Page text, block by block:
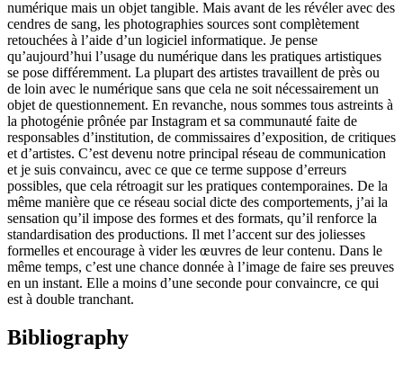
numérique mais un objet tangible. Mais avant de les révéler avec des
cendres de sang, les photographies sources sont complètement
retouchées à l’aide d’un logiciel informatique. Je pense
qu’aujourd’hui l’usage du numérique dans les pratiques artistiques
se pose différemment. La plupart des artistes travaillent de près ou
de loin avec le numérique sans que cela ne soit nécessairement un
objet de questionnement. En revanche, nous sommes tous astreints à
la photogénie prônée par Instagram et sa communauté faite de
responsables d’institution, de commissaires d’exposition, de critiques
et d’artistes. C’est devenu notre principal réseau de communication
et je suis convaincu, avec ce que ce terme suppose d’erreurs
possibles, que cela rétroagit sur les pratiques contemporaines. De la
même manière que ce réseau social dicte des comportements, j’ai la
sensation qu’il impose des formes et des formats, qu’il renforce la
standardisation des productions. Il met l’accent sur des joliesses
formelles et encourage à vider les œuvres de leur contenu. Dans le
même temps, c’est une chance donnée à l’image de faire ses preuves
en un instant. Elle a moins d’une seconde pour convaincre, ce qui
est à double tranchant.
Bibliography